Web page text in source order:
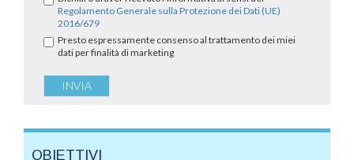
Regolamento Generale sulla Protezione dei Dati (UE)
2016/679
Presto espressamente consenso al trattamento dei miei
dati per finalità di marketing
OBIETTIVI